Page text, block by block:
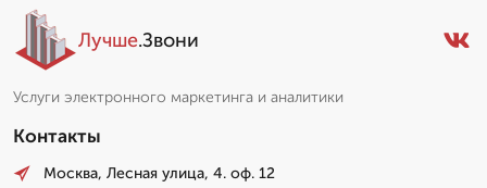
Лучше.Звони
Услуги электронного маркетинга и аналитики
Контакты
Москва, Лесная улица, 4. оф. 12